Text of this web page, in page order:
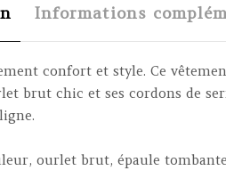
Informations
confort et style. Ce
brut chic et ses cordons de
ourlet brut, épaule